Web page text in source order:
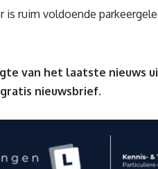
is ruim voldoende
van het laatste nieuws
nieuwsbrief.